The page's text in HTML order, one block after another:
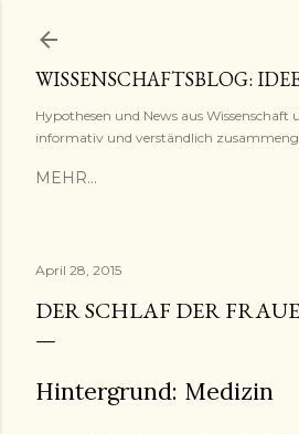
WISSENSCHAFTSBLOG:
Hypothesen und News aus Wissenschaft
informativ und verständlich
MEHR…
April 28, 2015
DER SCHLAF DER
Hintergrund: Medizin